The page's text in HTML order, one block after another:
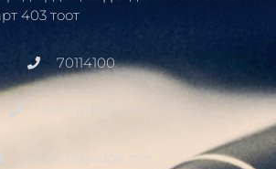
403 тоот
70114100
contact@judge.mn